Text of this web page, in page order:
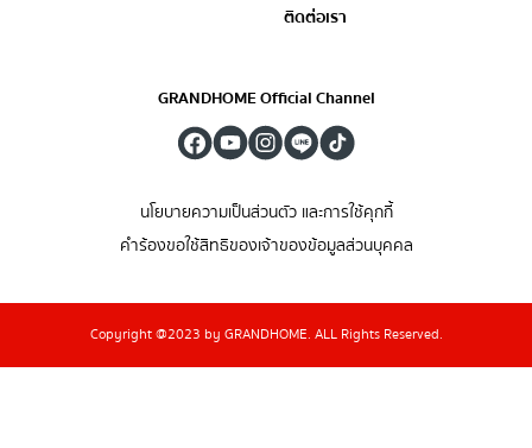
ติดต่อเรา
GRANDHOME Official Channel
นโยบายความเป็นส่วนตัว และการใช้คุกกี้
คำร้องขอใช้สิทธิของเจ้าของข้อมูลส่วนบุคคล
Copyright @2023 by GRANDHOME. ALL Rights Reserved.